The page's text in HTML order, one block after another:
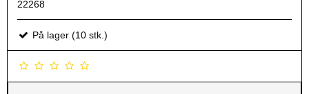
22268
På lager (10 stk.)